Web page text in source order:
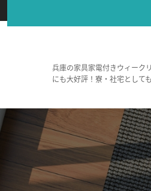
兵庫の家具家電付きウィーク
にも大好評！寮・社宅として